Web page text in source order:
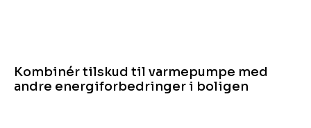
Kombinér tilskud til varmepumpe med
andre energiforbedringer i boligen